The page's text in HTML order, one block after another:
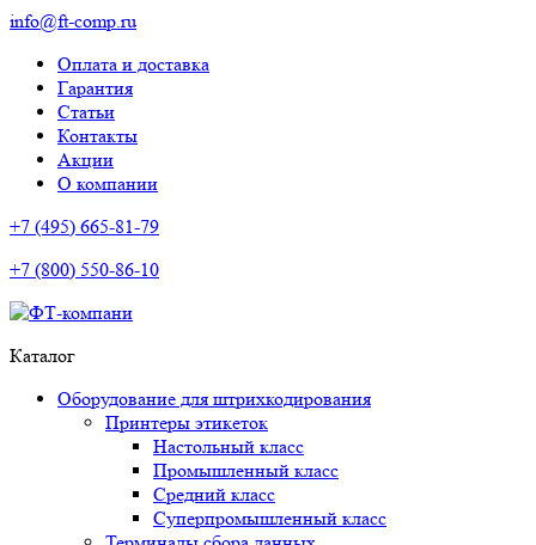
info@ft-comp.ru
Оплата и доставка
Гарантия
Статьи
Контакты
Акции
О компании
+7 (495) 665-81-79
+7 (800) 550-86-10
Каталог
Оборудование для штрихкодирования
Принтеры этикеток
Настольный класс
Промышленный класс
Средний класс
Суперпромышленный класс